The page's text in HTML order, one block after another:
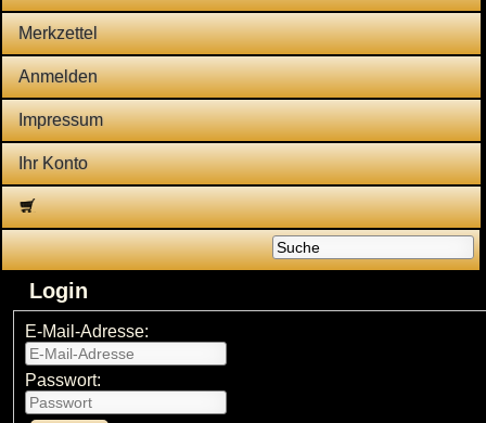
Merkzettel
Anmelden
Impressum
Ihr Konto
Login
E-Mail-Adresse:
Passwort: